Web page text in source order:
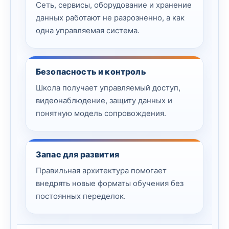
Сеть, сервисы, оборудование и хранение
данных работают не разрозненно, а как
одна управляемая система.
Безопасность и контроль
Школа получает управляемый доступ,
видеонаблюдение, защиту данных и
понятную модель сопровождения.
Запас для развития
Правильная архитектура помогает
внедрять новые форматы обучения без
постоянных переделок.